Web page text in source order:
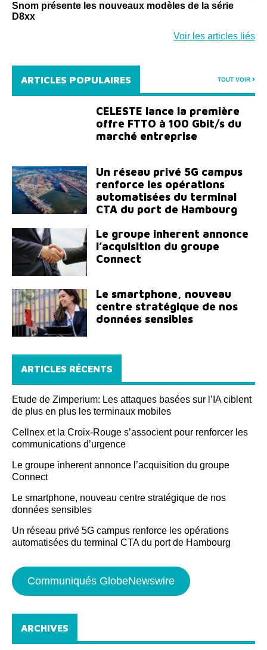
Snom présente les nouveaux modèles de la série
D8xx
Voir les articles liés
ARTICLES POPULAIRES TOUT VOIR
CELESTE lance la première
offre FTTO à 100 Gbit/s du
marché entreprise
Un réseau privé 5G campus
renforce les opérations
automatisées du terminal
CTA du port de Hambourg
Le groupe inherent annonce
l’acquisition du groupe
Connect
Le smartphone, nouveau
centre stratégique de nos
données sensibles
ARTICLES RÉCENTS
Etude de Zimperium: Les attaques basées sur l’IA ciblent
de plus en plus les terminaux mobiles
Cellnex et la Croix-Rouge s’associent pour renforcer les
communications d’urgence
Le groupe inherent annonce l’acquisition du groupe
Connect
Le smartphone, nouveau centre stratégique de nos
données sensibles
Un réseau privé 5G campus renforce les opérations
automatisées du terminal CTA du port de Hambourg
Communiqués GlobeNewswire
ARCHIVES